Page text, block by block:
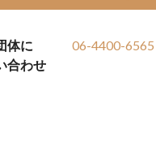
体に
合わせ
06-4400-6565